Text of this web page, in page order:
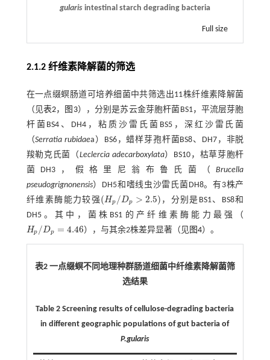
gularisintestinal starch degrading bacteria
Full size
2.1.2 纤维素降解菌的筛选
在一点缀螟肠道可培养细菌中共筛选出11株纤维素降解菌
（见表2， 图3），分别是苏云金芽胞杆菌BS1，平流层芽胞
杆菌BS4、DH4，粘质沙雷氏菌BS5，深红沙雷氏菌
（Serratia rubidaea）BS6，蜡样芽孢杆菌BS8、DH7，非脱
羧勒克氏菌（Leclercia adecarboxylata）BS10，枯草芽胞杆
菌DH3，假格里尼翁布鲁氏菌（Brucella
pseudogrignonensis）DH5和嗜线虫沙雷氏菌DH8。有3株产
纤维素酶能力较强 (Hp /Dp > 2.5)
(Hp/Dp>2.5)
，分别是BS1、BS8和
DH5。其中，菌株BS1的产纤维素酶能力最强（
Hp /Dp = 4.46
Hp/Dp=4.46 ），与其余2株差异显著（见图4）。
表2 一点缀螟不同地理种群肠道细菌中纤维素降解菌筛
选结果
Table 2 Screening results of cellulose-degrading bacteria
in different geographic populations of gut bacteria of
P.gularis